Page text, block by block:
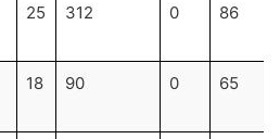
25 312 0 86
18 90 0 65